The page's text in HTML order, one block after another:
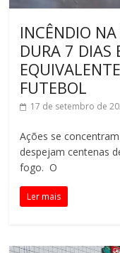
INCÊNDIO
DURA 7 DIAS
FUTEBOL
17 de setembro de
Ações se
despejam centenas
fogo. O
Ler mais